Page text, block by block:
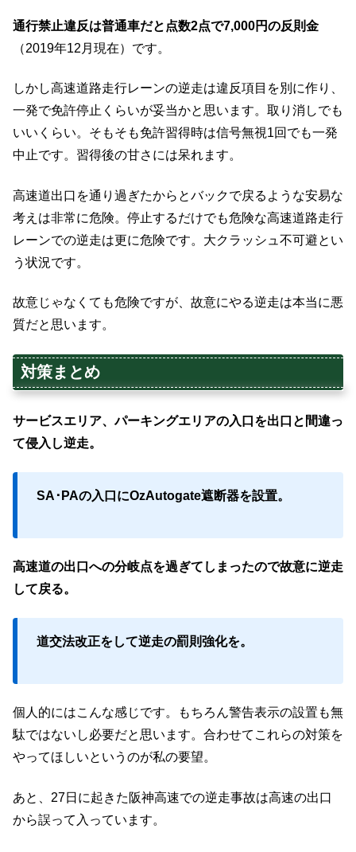
通行禁止違反は普通車だと点数2点で7,000円の反則金
（2019年12月現在）です。
しかし高速道路走行レーンの逆走は違反項目を別に作り、
一発で免許停止くらいが妥当かと思います。取り消しでも
いいくらい。そもそも免許習得時は信号無視1回でも一発
中止です。習得後の甘さには呆れます。
高速道出口を通り過ぎたからとバックで戻るような安易な
考えは非常に危険。停止するだけでも危険な高速道路走行
レーンでの逆走は更に危険です。大クラッシュ不可避とい
う状況です。
故意じゃなくても危険ですが、故意にやる逆走は本当に悪
質だと思います。
対策まとめ
サービスエリア、パーキングエリアの入口を出口と間違っ
て侵入し逆走。
SA･PAの入口にOzAutogate遮断器を設置。
高速道の出口への分岐点を過ぎてしまったので故意に逆走
して戻る。
道交法改正をして逆走の罰則強化を。
個人的にはこんな感じです。もちろん警告表示の設置も無
駄ではないし必要だと思います。合わせてこれらの対策を
やってほしいというのが私の要望。
あと、27日に起きた阪神高速での逆走事故は高速の出口
から誤って入っています。